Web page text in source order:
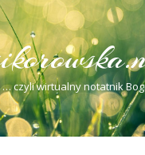
… czyli wirtualny notatnik